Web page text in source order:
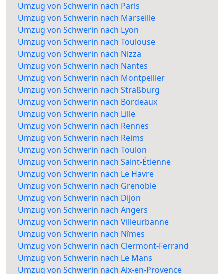
Umzug von Schwerin nach Paris
Umzug von Schwerin nach Marseille
Umzug von Schwerin nach Lyon
Umzug von Schwerin nach Toulouse
Umzug von Schwerin nach Nizza
Umzug von Schwerin nach Nantes
Umzug von Schwerin nach Montpellier
Umzug von Schwerin nach Straßburg
Umzug von Schwerin nach Bordeaux
Umzug von Schwerin nach Lille
Umzug von Schwerin nach Rennes
Umzug von Schwerin nach Reims
Umzug von Schwerin nach Toulon
Umzug von Schwerin nach Saint-Étienne
Umzug von Schwerin nach Le Havre
Umzug von Schwerin nach Grenoble
Umzug von Schwerin nach Dijon
Umzug von Schwerin nach Angers
Umzug von Schwerin nach Villeurbanne
Umzug von Schwerin nach Nîmes
Umzug von Schwerin nach Clermont-Ferrand
Umzug von Schwerin nach Le Mans
Umzug von Schwerin nach Aix-en-Provence